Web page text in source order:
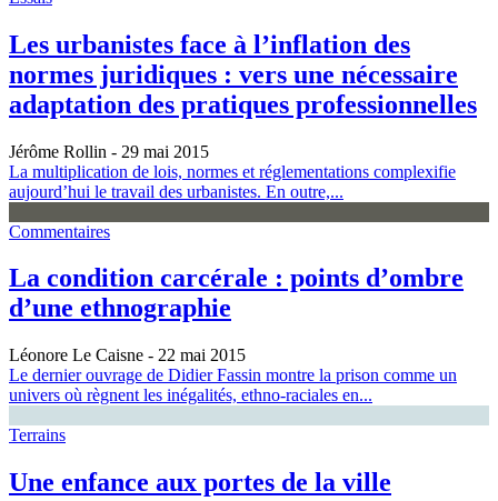
Les urbanistes face à l’inflation des
normes juridiques : vers une nécessaire
adaptation des pratiques professionnelles
Jérôme Rollin - 29 mai 2015
La multiplication de lois, normes et réglementations complexifie
aujourd’hui le travail des urbanistes. En outre,...
Commentaires
La condition carcérale : points d’ombre
d’une ethnographie
Léonore Le Caisne - 22 mai 2015
Le dernier ouvrage de Didier Fassin montre la prison comme un
univers où règnent les inégalités, ethno-raciales en...
Terrains
Une enfance aux portes de la ville